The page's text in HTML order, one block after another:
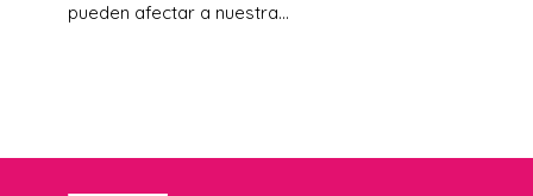
pueden afectar a nuestra...